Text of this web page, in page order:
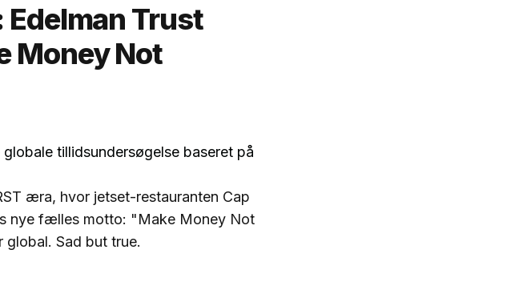
Edelman Trust
Money Not
tillidsundersøgelse baseret på
æra, hvor jetset-restauranten Cap
nye fælles motto: "Make Money Not
global. Sad but true.